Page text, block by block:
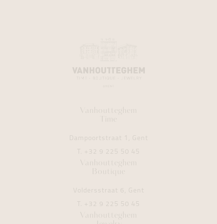
Vanhoutteghem
Time
Dampoortstraat 1, Gent
T. +32 9 225 50 45
Vanhoutteghem
Boutique
Voldersstraat 6, Gent
T. +32 9 225 50 45
Vanhoutteghem